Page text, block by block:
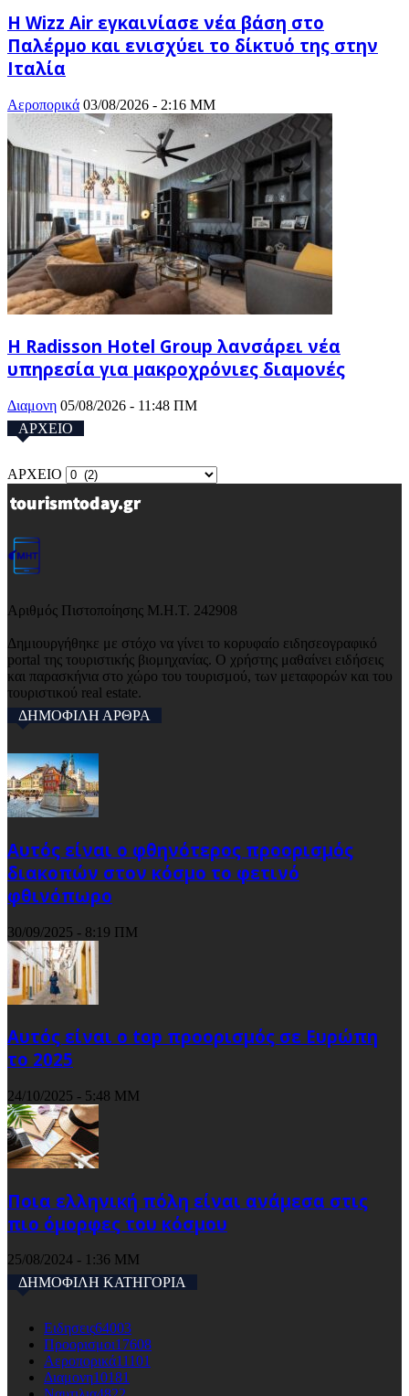
Η Wizz Air εγκαινίασε νέα βάση στο
Παλέρμο και ενισχύει το δίκτυό της στην
Ιταλία
Αεροπορικά 03/08/2026 - 2:16 ΜΜ
Η Radisson Hotel Group λανσάρει νέα
υπηρεσία για μακροχρόνιες διαμονές
Διαμονη 05/08/2026 - 11:48 ΠΜ
ΑΡΧΕΙΟ
ΑΡΧΕΙΟ
Αριθμός Πιστοποίησης Μ.Η.Τ. 242908
Δημιουργήθηκε με στόχο να γίνει το κορυφαίο ειδησεογραφικό
portal της τουριστικής βιομηχανίας. Ο χρήστης μαθαίνει ειδήσεις
και παρασκήνια στο χώρο του τουρισμού, των μεταφορών και του
τουριστικού real estate.
ΔΗΜΟΦΙΛΗ ΑΡΘΡΑ
Αυτός είναι ο φθηνότερος προορισμός
διακοπών στον κόσμο το φετινό
φθινόπωρο
30/09/2025 - 8:19 ΠΜ
Αυτός είναι ο top προορισμός σε Ευρώπη
το 2025
24/10/2025 - 5:48 ΜΜ
Ποια ελληνική πόλη είναι ανάμεσα στις
πιο όμορφες του κόσμου
25/08/2024 - 1:36 ΜΜ
ΔΗΜΟΦΙΛΗ ΚΑΤΗΓΟΡΙΑ
Ειδησεις64003
Προορισμοι17608
Αεροπορικά11101
Διαμονη10181